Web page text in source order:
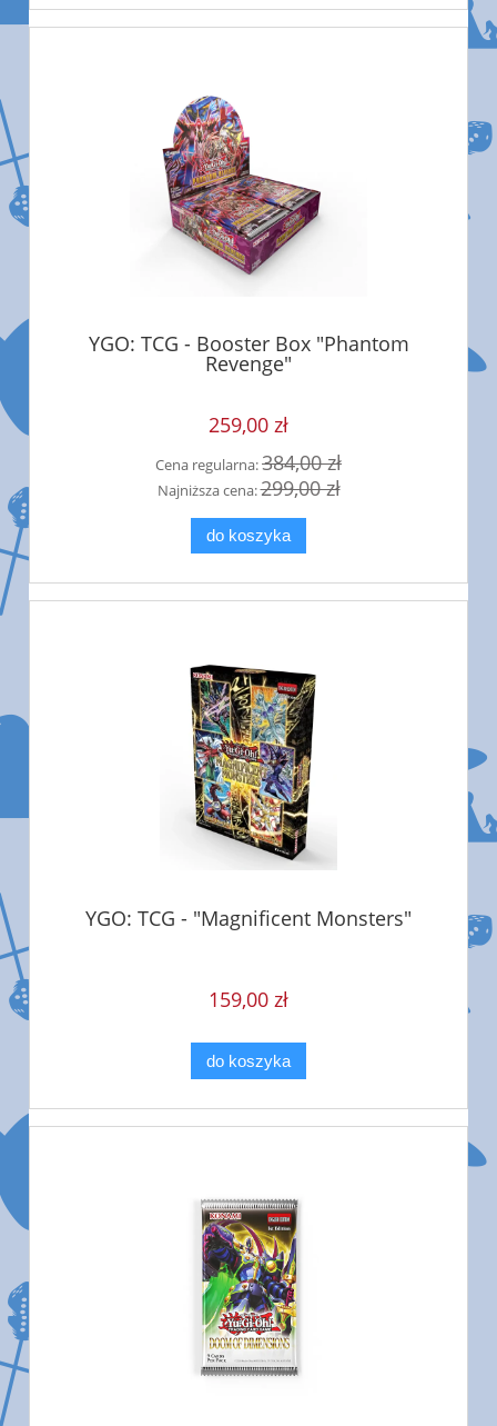
YGO: TCG - Booster Box "Phantom
Revenge"
259,00 zł
Cena regularna:384,00 zł
Najniższa cena:299,00 zł
do koszyka
YGO: TCG - "Magnificent Monsters"
159,00 zł
do koszyka